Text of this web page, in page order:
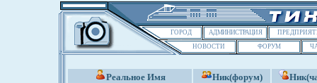
ГОРОД АДМИНИСТРАЦИЯ
НОВОСТИ
ФОРУМ
Реальное Имя Ник(форум)